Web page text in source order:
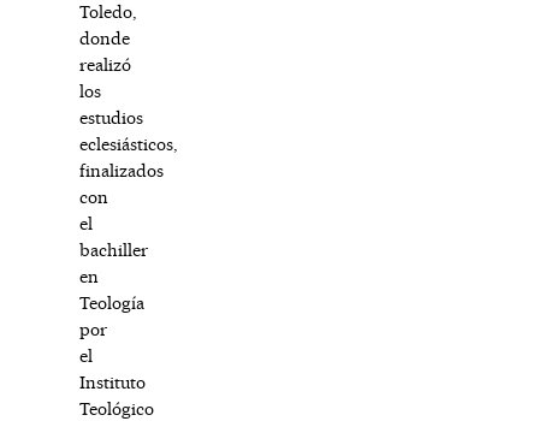
Toledo,
donde
realizó
los
estudios
eclesiásticos,
finalizados
con
el
bachiller
en
Teología
por
el
Instituto
Teológico